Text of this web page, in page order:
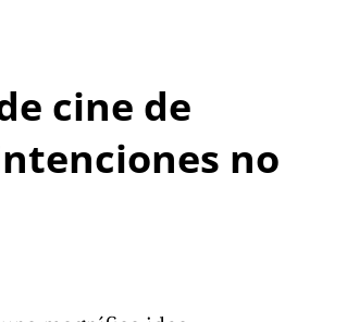
cine de
no